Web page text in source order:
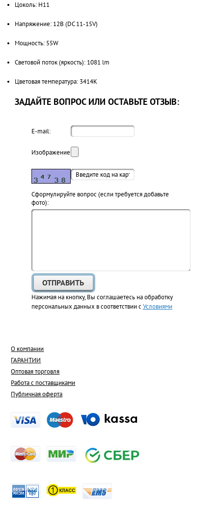
Цоколь: H11
Напряжение: 12В (DC 11-15V)
Мощность: 55W
Световой поток (яркость): 1081 lm
Цветовая температура: 3414K
ЗАДАЙТЕ ВОПРОС ИЛИ ОСТАВЬТЕ ОТЗЫВ:
E-mail:
Изображение:
Cформулируйте вопрос (если требуется добавьте
фото):
Нажимая на кнопку, Вы соглашаетесь на обработку
персональных данных в соответствии сУсловиями
О компании
ГАРАНТИИ
Оптовая торговля
Работа с поставщиками
Публичная оферта